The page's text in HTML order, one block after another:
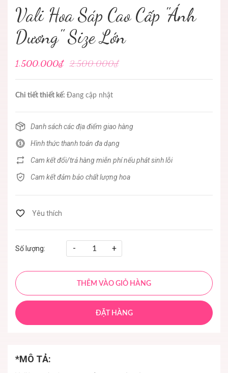
Vali Hoa Sáp Cao Cấp "Ánh
Dương" Size Lớn
1.500.000₫ 2.500.000₫
Chi tiết thiết kế: Đang cập nhật
Danh sách các địa điểm giao hàng
Hình thức thanh toán đa dạng
Cam kết đổi/trả hàng miễn phí nếu phát sinh lỗi
Cam kết đảm bảo chất lượng hoa
Số lượng: - +
THÊM VÀO GIỎ HÀNG
ĐẶT HÀNG
*MÔ TẢ: